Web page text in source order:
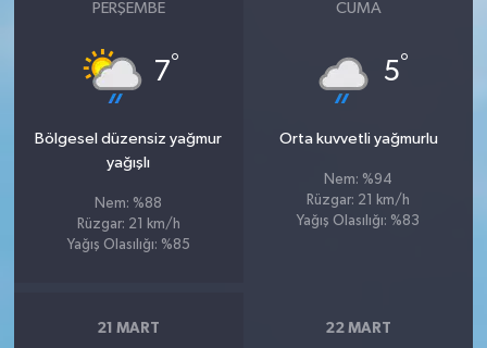
PERŞEMBE
7°
Bölgesel düzensiz yağmur
yağışlı
Nem: %88
Rüzgar: 21 km/h
Yağış Olasılığı: %85
CUMA
5°
Orta kuvvetli yağmurlu
Nem: %94
Rüzgar: 21 km/h
Yağış Olasılığı: %83
21 MART 22 MART